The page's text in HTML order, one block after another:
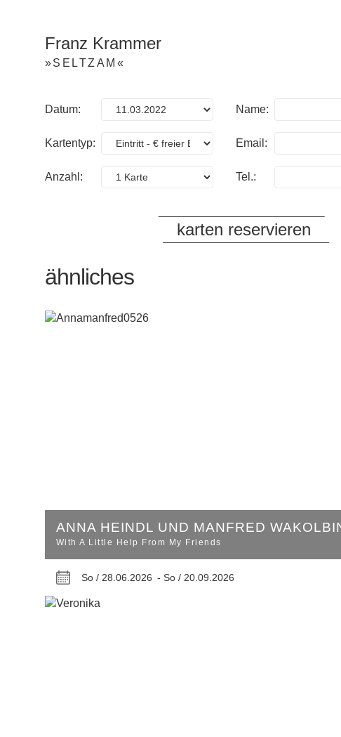
Franz Krammer
»SELTZAM«
Datum:
Kartentyp:
Anzahl:
Name:
Email:
Tel.:
ähnliches
ANNA HEINDL UND MANFRED
With A Little Help From My Friends
So / 28.06.2026 - So / 20.09.2026